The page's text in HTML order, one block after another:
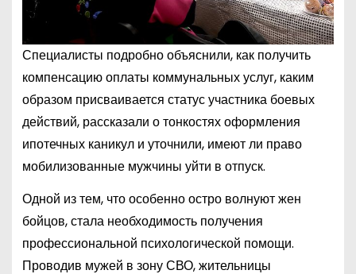
Специалисты подробно объяснили, как получить
компенсацию оплаты коммунальных услуг, каким
образом присваивается статус участника боевых
действий, рассказали о тонкостях оформления
ипотечных каникул и уточнили, имеют ли право
мобилизованные мужчины уйти в отпуск.
Одной из тем, что особенно остро волнуют жен
бойцов, стала необходимость получения
профессиональной психологической помощи.
Проводив мужей в зону СВО, жительницы